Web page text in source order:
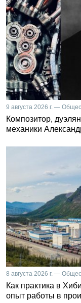
9 августа 2026 г. —
Композитор,
механики
8 августа 2026 г. —
Как практика в
опыт работы в